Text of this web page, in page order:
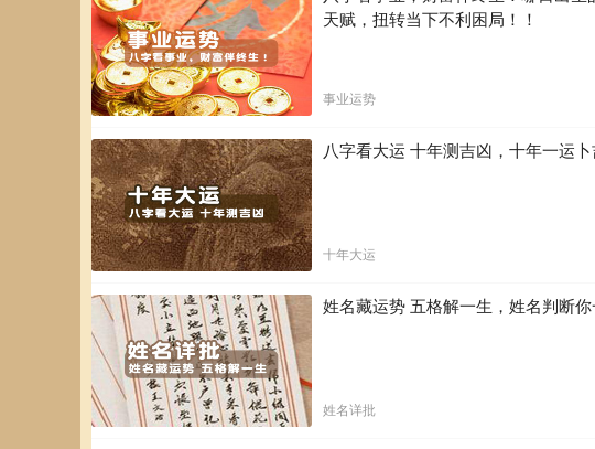
天赋，扭转当下不利困局！！
事业运势
八字看大运 十年测吉凶，十年一运卜
十年大运
姓名藏运势 五格解一生，姓名判断
姓名详批